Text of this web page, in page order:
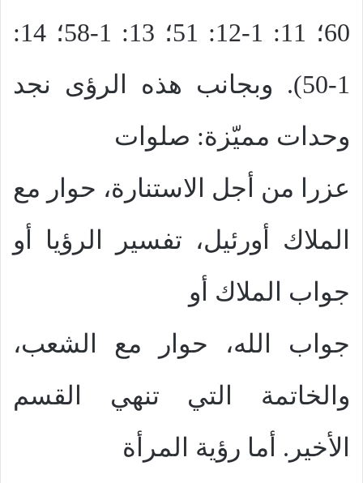
60؛ 11: 1-12: 51؛ 13: 1-58؛ 14:
1-50). وبجانب هذه الرؤى نجد
وحدات مميّزة: صلوات
عزرا من أجل الاستنارة، حوار مع
الملاك أورئيل، تفسير الرؤيا أو
جواب الملاك أو
جواب الله، حوار مع الشعب،
والخاتمة التي تنهي القسم
الأخير. أما رؤية المرأة